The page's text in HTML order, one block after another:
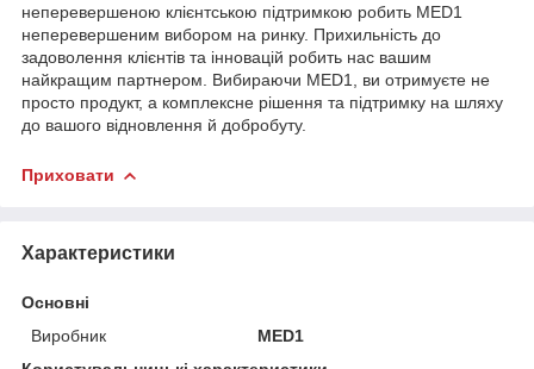
неперевершеною клієнтською підтримкою робить MED1
неперевершеним вибором на ринку. Прихильність до
задоволення клієнтів та інновацій робить нас вашим
найкращим партнером. Вибираючи MED1, ви отримуєте не
просто продукт, а комплексне рішення та підтримку на шляху
до вашого відновлення й добробуту.
Приховати
Характеристики
Основні
Виробник
MED1